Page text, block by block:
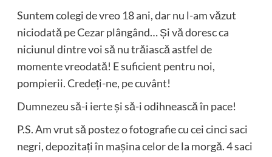
Suntem colegi de vreo 18 ani, dar nu l-am văzut
niciodată pe Cezar plângând… Și vă doresc ca
niciunul dintre voi să nu trăiască astfel de
momente vreodată! E suficient pentru noi,
pompierii. Credeți-ne, pe cuvânt!
Dumnezeu să-i ierte și să-i odihnească în pace!
P.S. Am vrut să postez o fotografie cu cei cinci saci
negri, depozitați în mașina celor de la morgă. 4 saci